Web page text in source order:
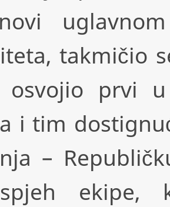
takmičio
osvojio prvi
i tim
–
ekipe,